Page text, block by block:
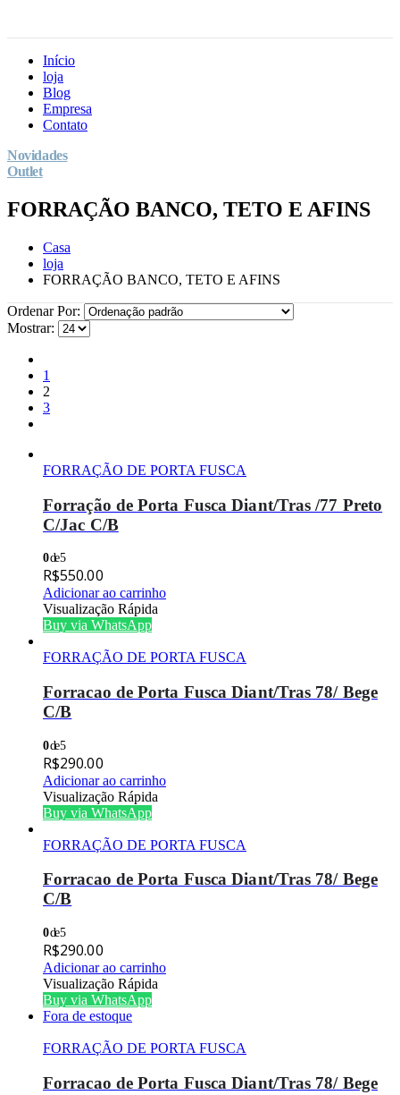
Início
loja
Blog
Empresa
Contato
Novidades
Outlet
FORRAÇÃO BANCO, TETO E AFINS
Casa
loja
FORRAÇÃO BANCO, TETO E AFINS
Ordenar Por:
Mostrar:
1
2
3
FORRAÇÃO DE PORTA FUSCA
Forração de Porta Fusca Diant/Tras /77 Preto
C/Jac C/B
0de 5
R$550.00
Adicionar ao carrinho
Visualização Rápida
Buy via WhatsApp
FORRAÇÃO DE PORTA FUSCA
Forracao de Porta Fusca Diant/Tras 78/ Bege
C/B
0de 5
R$290.00
Adicionar ao carrinho
Visualização Rápida
Buy via WhatsApp
FORRAÇÃO DE PORTA FUSCA
Forracao de Porta Fusca Diant/Tras 78/ Bege
C/B
0de 5
R$290.00
Adicionar ao carrinho
Visualização Rápida
Buy via WhatsApp
Fora de estoque
FORRAÇÃO DE PORTA FUSCA
Forracao de Porta Fusca Diant/Tras 78/ Bege